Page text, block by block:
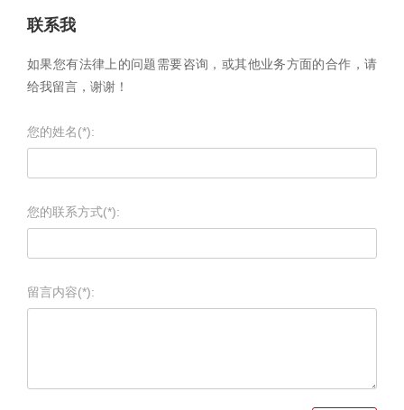
联系我
如果您有法律上的问题需要咨询，或其他业务方面的合作，请
给我留言，谢谢！
您的姓名(*):
您的联系方式(*):
留言内容(*):